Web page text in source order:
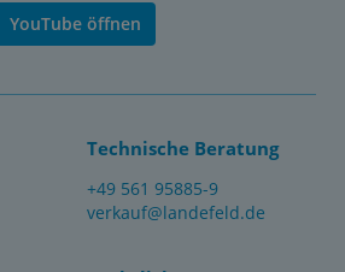
YouTube öffnen
Technische Beratung
+49 561 95885-9
verkauf@landefeld.de